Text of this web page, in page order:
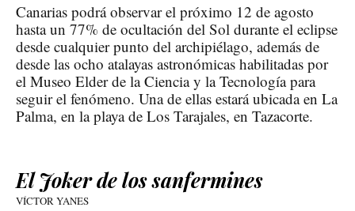
Canarias podrá observar el próximo 12 de agosto
hasta un 77% de ocultación del Sol durante el eclipse
desde cualquier punto del archipiélago, además de
desde las ocho atalayas astronómicas habilitadas por
el Museo Elder de la Ciencia y la Tecnología para
seguir el fenómeno. Una de ellas estará ubicada en La
Palma, en la playa de Los Tarajales, en Tazacorte.
El Joker de los sanfermines
VÍCTOR YANES